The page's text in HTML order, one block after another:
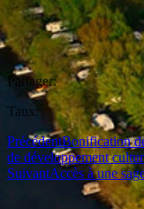
Partager:
Taux:
PrécédentBonification
de développement
SuivantAccès à une